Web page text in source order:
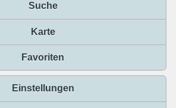
Suche
Karte
Favoriten
Einstellungen